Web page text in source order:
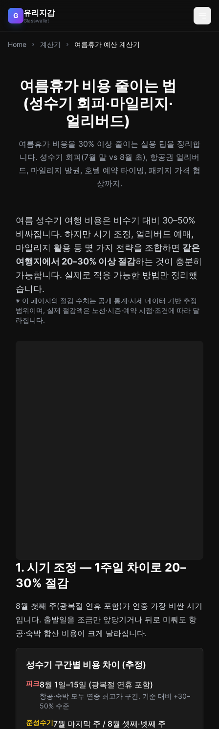
G 유리지갑
Glasswallet
Home 계산기 여름휴가 예산 계산기
여름휴가 비용 줄이는 법
(성수기 회피·마일리지·
얼리버드)
여름휴가 비용을 30% 이상 줄이는 실용 팁을 정리합
니다. 성수기 회피(7월 말 vs 8월 초), 항공권 얼리버
드, 마일리지 발권, 호텔 예약 타이밍, 패키지 가격 협
상까지.
여름 성수기 여행 비용은 비수기 대비 30–50%
비싸집니다. 하지만 시기 조정, 얼리버드 예매,
마일리지 활용 등 몇 가지 전략을 조합하면 같은
여행지에서 20–30% 이상 절감하는 것이 충분히
가능합니다. 실제로 적용 가능한 방법만 정리했
습니다.
※ 이 페이지의 절감 수치는 공개 통계·시세 데이터 기반 추정
범위이며, 실제 절감액은 노선·시즌·예약 시점·조건에 따라 달
라집니다.
1. 시기 조정 — 1주일 차이로 20–
30% 절감
8월 첫째 주(광복절 연휴 포함)가 연중 가장 비싼 시기
입니다. 출발일을 조금만 앞당기거나 뒤로 미뤄도 항
공·숙박 합산 비용이 크게 달라집니다.
성수기 구간별 비용 차이 (추정)
피크8월 1일–15일 (광복절 연휴 포함)
항공·숙박 모두 연중 최고가 구간. 기준 대비 +30–
50% 수준
준성수기7월 마지막 주 / 8월 셋째·넷째 주